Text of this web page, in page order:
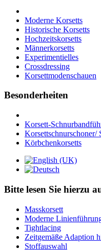
Moderne Korsetts
Historische Korsetts
Hochzeitskorsetts
Männerkorsetts
Experimentielles
Crossdressing
Korsettmodenschauen
Besonderheiten
Korsett-
Korsettschnurschoner/
Körbchenkorsetts
Bitte lesen Sie hierzu
Masskorsett
Moderne
Tightlacing
Zeitgemäße Adaption
Stoffauswahl